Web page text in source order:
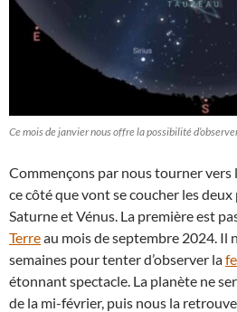
Ce mois de janvier nous offre la possibilité
Commençons par nous tourner vers
ce côté que vont se coucher les
Saturne et Vénus. La première est
Terreau mois de septembre 2024. Il
semaines pour tenter d’observer la
étonnant spectacle. La planète ne
de la mi-février, puis nous la